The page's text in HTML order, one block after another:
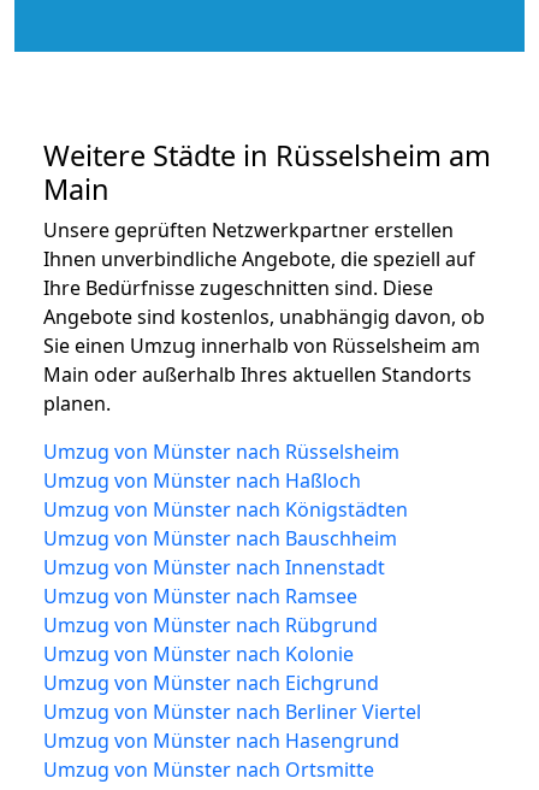
Weitere Städte in Rüsselsheim am
Main
Unsere geprüften Netzwerkpartner erstellen
Ihnen unverbindliche Angebote, die speziell auf
Ihre Bedürfnisse zugeschnitten sind. Diese
Angebote sind kostenlos, unabhängig davon, ob
Sie einen Umzug innerhalb von Rüsselsheim am
Main oder außerhalb Ihres aktuellen Standorts
planen.
Umzug von Münster nach Rüsselsheim
Umzug von Münster nach Haßloch
Umzug von Münster nach Königstädten
Umzug von Münster nach Bauschheim
Umzug von Münster nach Innenstadt
Umzug von Münster nach Ramsee
Umzug von Münster nach Rübgrund
Umzug von Münster nach Kolonie
Umzug von Münster nach Eichgrund
Umzug von Münster nach Berliner Viertel
Umzug von Münster nach Hasengrund
Umzug von Münster nach Ortsmitte